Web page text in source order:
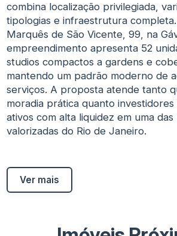
combina localização privilegiada,
tipologias e infraestrutura
Marquês de São Vicente, 99, na
empreendimento apresenta 52
studios compactos a gardens e
mantendo um padrão moderno de
serviços. A proposta atende tanto
moradia prática quanto investidores
ativos com alta liquidez em uma das
valorizadas do Rio de Janeiro.
Ver mais